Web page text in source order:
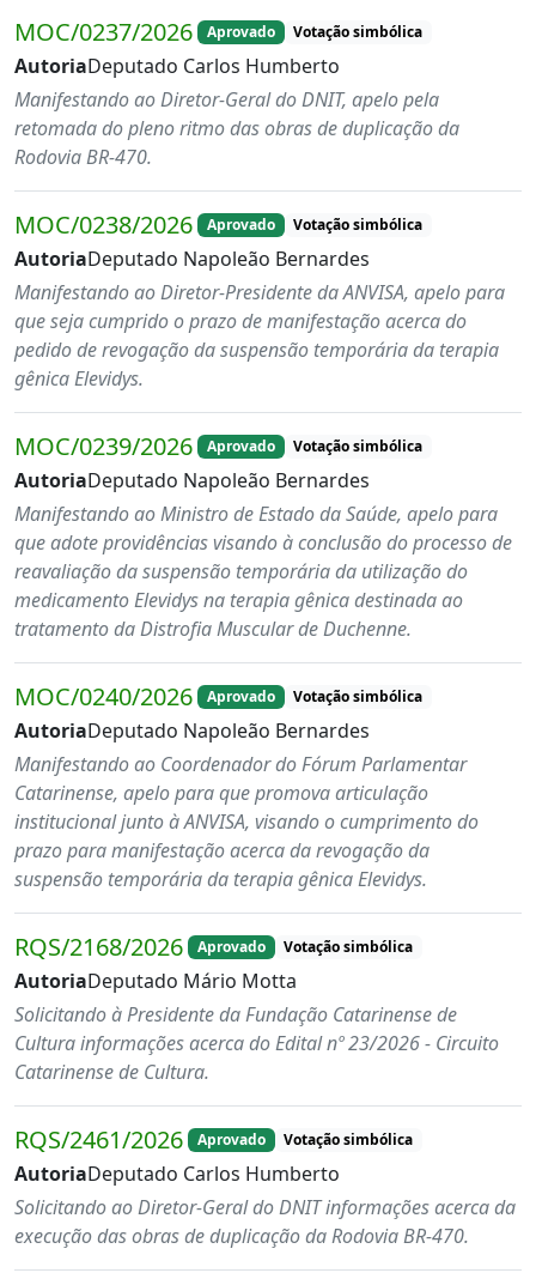
MOC/0237/2026 Aprovado Votação simbólica
AutoriaDeputado Carlos Humberto
Manifestando ao Diretor-Geral do DNIT, apelo pela
retomada do pleno ritmo das obras de duplicação da
Rodovia BR-470.
MOC/0238/2026 Aprovado Votação simbólica
AutoriaDeputado Napoleão Bernardes
Manifestando ao Diretor-Presidente da ANVISA, apelo para
que seja cumprido o prazo de manifestação acerca do
pedido de revogação da suspensão temporária da terapia
gênica Elevidys.
MOC/0239/2026 Aprovado Votação simbólica
AutoriaDeputado Napoleão Bernardes
Manifestando ao Ministro de Estado da Saúde, apelo para
que adote providências visando à conclusão do processo de
reavaliação da suspensão temporária da utilização do
medicamento Elevidys na terapia gênica destinada ao
tratamento da Distrofia Muscular de Duchenne.
MOC/0240/2026 Aprovado Votação simbólica
AutoriaDeputado Napoleão Bernardes
Manifestando ao Coordenador do Fórum Parlamentar
Catarinense, apelo para que promova articulação
institucional junto à ANVISA, visando o cumprimento do
prazo para manifestação acerca da revogação da
suspensão temporária da terapia gênica Elevidys.
RQS/2168/2026 Aprovado Votação simbólica
AutoriaDeputado Mário Motta
Solicitando à Presidente da Fundação Catarinense de
Cultura informações acerca do Edital nº 23/2026 - Circuito
Catarinense de Cultura.
RQS/2461/2026 Aprovado Votação simbólica
AutoriaDeputado Carlos Humberto
Solicitando ao Diretor-Geral do DNIT informações acerca da
execução das obras de duplicação da Rodovia BR-470.